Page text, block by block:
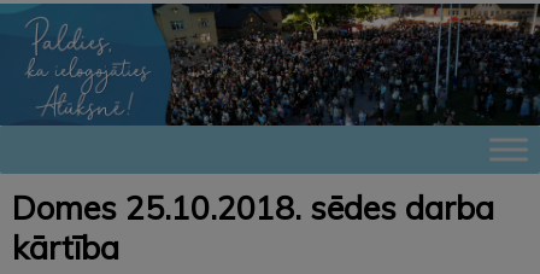
Domes 25.10.2018. sēdes darba
kārtība